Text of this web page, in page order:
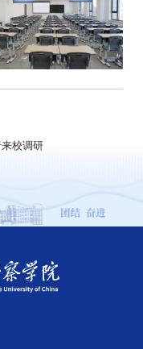
校调研